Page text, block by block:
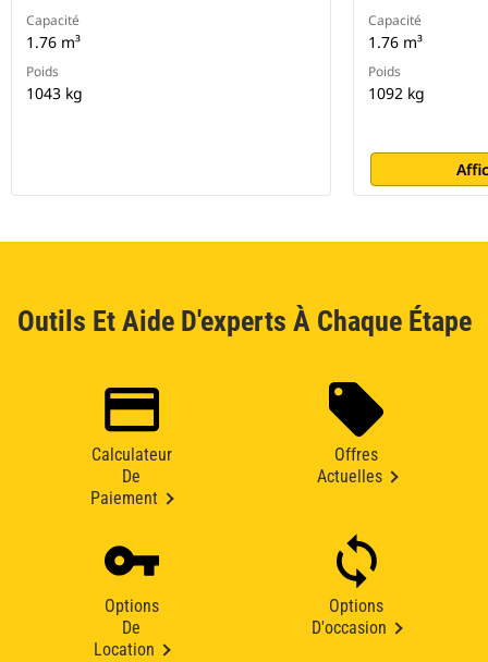
Capacité
1.76 m³
Poids
1043 kg
Capacité
1.76 m³
Poids
1092 kg
Outils Et Aide D'experts À Chaque Étape
Calculateur
De
Paiement
Offres
Actuelles
Options
De
Location
Options
D'occasion